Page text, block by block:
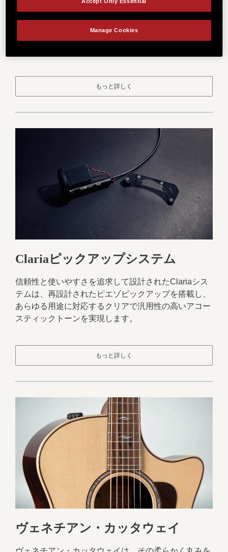
もっと詳しく
Clariaピックアップシステム
信頼性と使いやすさを追求して設計されたClariaシス
テムは、再設計されたピエゾピックアップを搭載し、
あらゆる用途に対応するクリアで汎用性の高いアコー
スティックトーンを実現します。
もっと詳しく
ヴェネチアン・カッタウェイ
Manage Cookies